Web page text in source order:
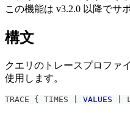
この機能は v3.2.0 以降でサ
構文
クエリのトレースプロファ
使用します。
TRACE { TIMES VALUES